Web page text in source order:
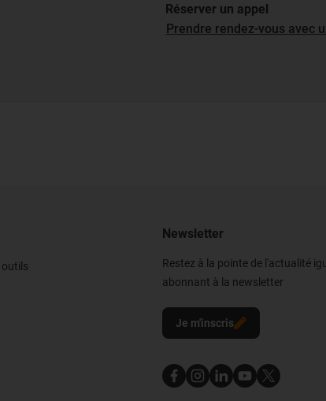
Réserver un appel
Prendre rendez-vous avec
Newsletter
Restez à la pointe de l'actualité
abonnant à la newsletter
Je m'inscris